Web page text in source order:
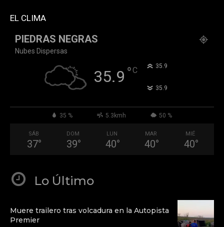
EL CLIMA
PIEDRAS NEGRAS
Nubes Dispersas
35.9 °C 35.9
35.9
35 % 5.3kmh 50 %
SÁB
37°
DOM
39°
LUN
40°
MAR
40°
MIÉ
40°
Lo Último
Muere trailero tras volcadura en la Autopista
Premier